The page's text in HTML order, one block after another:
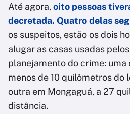
Até agora, oito pessoas
decretada. Quatro delas
os suspeitos, estão os dois
alugar as casas usadas
planejamento do crime: uma
menos de 10 quilômetros do
outra em Mongaguá, a 27
distância.